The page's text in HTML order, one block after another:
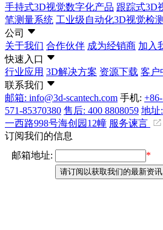
手持式3D视觉数字化产品 跟踪式3D
笔测量系统 工业级自动化3D视觉检
公司
关于我们 合作伙伴 成为经销商 加入
快速入口
行业应用 3D解决方案 资源下载 客户
联系我们
邮箱: info@3d-scantech.com 手机:
571-85370380 售后: 400 8808059 地址
一西路998号海创园12幢 服务谏言
订阅我们的信息